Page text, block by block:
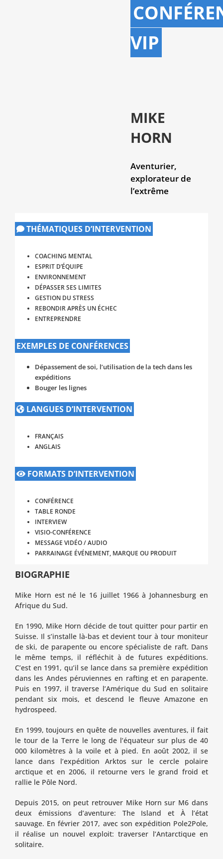
VIP
MIKE
HORN
Aventurier,
explorateur de
l’extrême
THÉMATIQUES D’INTERVENTION
COACHING MENTAL
ESPRIT D’ÉQUIPE
ENVIRONNEMENT
DÉPASSER SES LIMITES
GESTION DU STRESS
REBONDIR APRÈS UN ÉCHEC
ENTREPRENDRE
EXEMPLES DE CONFÉRENCES
Dépassement de soi, l’utilisation de la tech dans les
expéditions
Bouger les lignes
LANGUES D’INTERVENTION
FRANÇAIS
ANGLAIS
FORMATS D’INTERVENTION
CONFÉRENCE
TABLE RONDE
INTERVIEW
VISIO-CONFÉRENCE
MESSAGE VIDÉO / AUDIO
PARRAINAGE ÉVÉNEMENT, MARQUE OU PRODUIT
BIOGRAPHIE
Mike Horn est né le 16 juillet 1966 à Johannesburg en
Afrique du Sud.
En 1990, Mike Horn décide de tout quitter pour partir en
Suisse. Il s’installe là-bas et devient tour à tour moniteur
de ski, de parapente ou encore spécialiste de raft. Dans
le même temps, il réfléchit à de futures expéditions.
C’est en 1991, qu’il se lance dans sa première expédition
dans les Andes péruviennes en rafting et en parapente.
Puis en 1997, il traverse l’Amérique du Sud en solitaire
pendant six mois, et descend le fleuve Amazone en
hydrospeed.
En 1999, toujours en quête de nouvelles aventures, il fait
le tour de la Terre le long de l’équateur sur plus de 40
000 kilomètres à la voile et à pied. En août 2002, il se
lance dans l’expédition Arktos sur le cercle polaire
arctique et en 2006, il retourne vers le grand froid et
rallie le Pôle Nord.
Depuis 2015, on peut retrouver Mike Horn sur M6 dans
deux émissions d’aventure: The Island et À l’état
sauvage. En février 2017, avec son expédition Pole2Pole,
il réalise un nouvel exploit: traverser l’Antarctique en
solitaire.